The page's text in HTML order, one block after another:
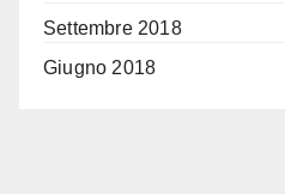
Settembre 2018
Giugno 2018